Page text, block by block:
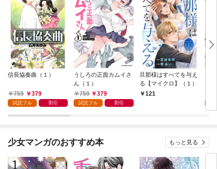
信長協奏曲（１）
759 379
試読フル 割引
うしろの正面カムイさ
ん（１）
759
379
試読フル 割引
旦那様はすべてを与え
る【マイクロ】（１）
121
は
少女マンガのおすすめ本 もっと見る